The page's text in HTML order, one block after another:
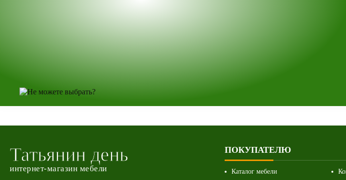
Татьянин день
интернет-магазин мебели
ПОКУПАТЕЛЮ
Каталог мебели